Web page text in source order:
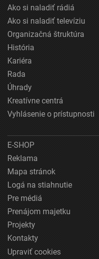
Ako si naladiť rádiá
Ako si naladiť televíziu
Organizačná štruktúra
História
Kariéra
Rada
Úhrady
Kreatívne centrá
Vyhlásenie o prístupnosti
E-SHOP
Reklama
Mapa stránok
Logá na stiahnutie
Pre médiá
Prenájom majetku
Projekty
Kontakty
Upraviť cookies